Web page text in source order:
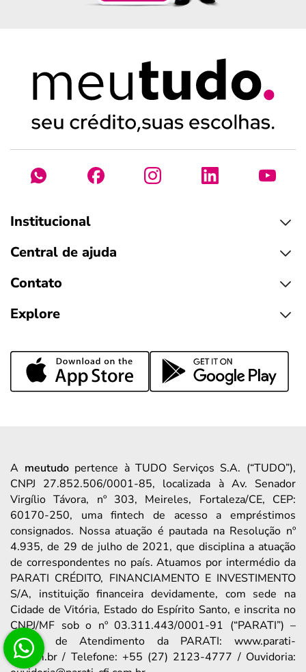
Institucional
Central de ajuda
Contato
Explore
A meutudopertence à TUDO Serviços S.A. (“TUDO”),
CNPJ 27.852.506/0001-85, localizada à Av. Senador
Virgílio Távora, nº 303, Meireles, Fortaleza/CE, CEP:
60170-250, uma fintech de acesso a empréstimos
consignados. Nossa atuação é pautada na Resolução nº
4.935, de 29 de julho de 2021, que disciplina a atuação
de correspondentes no país. Atuamos por intermédio da
PARATI CRÉDITO, FINANCIAMENTO E INVESTIMENTO
S/A, instituição financeira devidamente, com sede na
Cidade de Vitória, Estado do Espírito Santo, e inscrita no
CNPJ/MF sob o nº 03.311.443/0001-91 (“PARATI”) –
Canais de Atendimento da PARATI: www.parati-
cfi.com.br / Telefone: +55 (27) 2123-4777 / Ouvidoria: